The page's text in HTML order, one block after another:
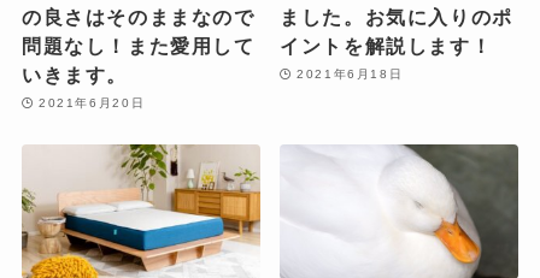
の良さはそのままなので
問題なし！また愛用して
いきます。
2021年6月20日
ました。お気に入りのポ
イントを解説します！
2021年6月18日